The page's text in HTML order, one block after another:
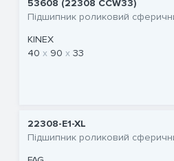
53608 (22308 CCW33)
Підшипник роликовий
KINEX
40
90 33
22308-E1-XL
Підшипник роликовий